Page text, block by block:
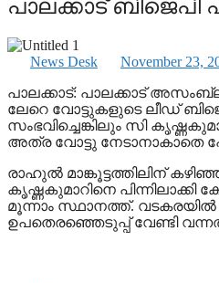
പാലക്കാട് ബിജെപി
News Desk November 23,
പാലക്കാട്: പാലക്കാട്
ലേറെ വോട്ടുകളുടെ ലീഡ്
സംഭവിച്ചെങ്കിലും സി
അത്ര വോട്ടു നേടാനാകാതെ
രാഹുല്‍ മാങ്കൂട്ടത്തിലിന്
കൃഷ്ണകുമാറിനെ
മൂന്നാം സ്ഥാനത്ത്.
ഉപതെരഞ്ഞെടുപ്പ് വേണ്ടി